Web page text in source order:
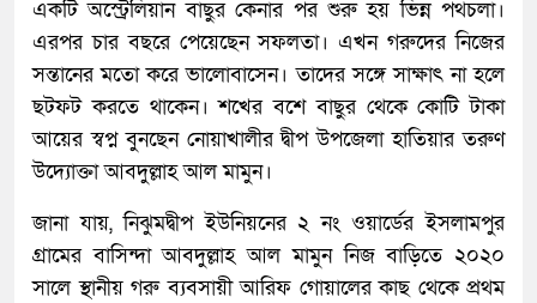
একটি অস্ট্রেলিয়ান বাছুর কেনার পর শুরু হয় ভিন্ন পথচলা।
এরপর চার বছরে পেয়েছেন সফলতা। এখন গরুদের নিজের
সন্তানের মতো করে ভালোবাসেন। তাদের সঙ্গে সাক্ষাৎ না হলে
ছটফট করতে থাকেন। শখের বশে বাছুর থেকে কোটি টাকা
আয়ের স্বপ্ন বুনছেন নোয়াখালীর দ্বীপ উপজেলা হাতিয়ার তরুণ
উদ্যোক্তা আবদুল্লাহ আল মামুন।
জানা যায়, নিঝুমদ্বীপ ইউনিয়নের ২ নং ওয়ার্ডের ইসলামপুর
গ্রামের বাসিন্দা আবদুল্লাহ আল মামুন নিজ বাড়িতে ২০২০
সালে স্থানীয় গরু ব্যবসায়ী আরিফ গোয়ালের কাছ থেকে প্রথম